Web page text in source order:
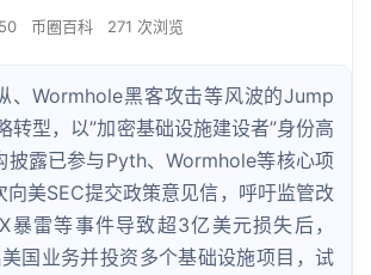
币圈百科 271 次浏览
、Wormhole黑客攻击等风波的Jump
转型，以”加密基础设施建设者”身份高
披露已参与Pyth、Wormhole等核心项
向美SEC提交政策意见信，呼吁监管改
暴雷等事件导致超3亿美元损失后，
国业务并投资多个基础设施项目，试